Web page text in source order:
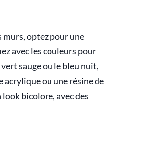
murs, optez pour une
avec les couleurs pour
sauge ou le bleu nuit,
ou une résine de
bicolore, avec des